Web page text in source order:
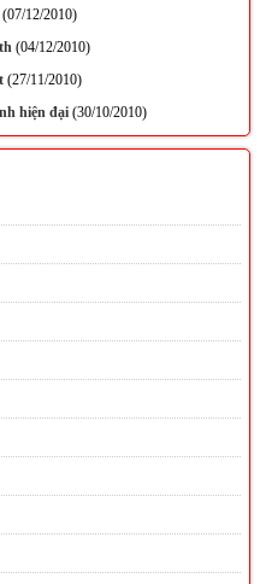
12/2010)
(04/12/2010)
(27/11/2010)
hiện đại(30/10/2010)